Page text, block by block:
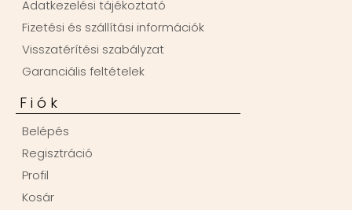
Adatkezelési tájékoztató
Fizetési és szállítási információk
Visszatérítési szabályzat
Garanciális feltételek
Fiók
Belépés
Regisztráció
Profil
Kosár